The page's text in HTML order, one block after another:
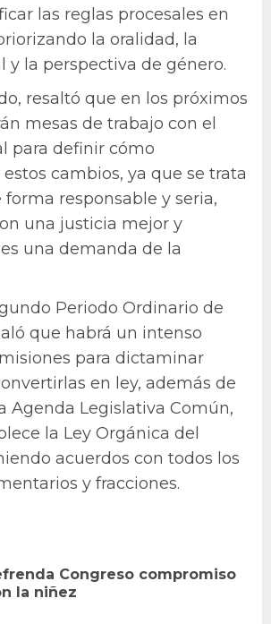
las reglas procesales en
la oralidad, la
y la perspectiva de género.
resaltó que en los próximos
mesas de trabajo con el
para definir cómo
cambios, ya que se trata
responsable y seria,
una justicia mejor y
una demanda de la
Periodo Ordinario de
que habrá un intenso
para dictaminar
en ley, además de
Agenda Legislativa Común,
la Ley Orgánica del
acuerdos con todos los
y fracciones.
Congreso compromiso
la niñez